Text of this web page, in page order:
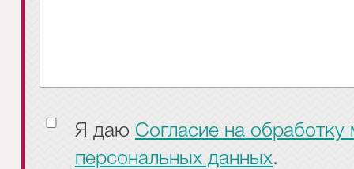
Я даю Согласие на обработку
персональных данных.